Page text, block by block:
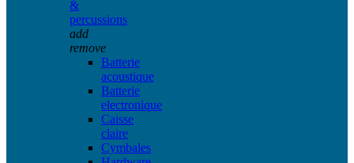
&
percussions
add
remove
Batterie
acoustique
Batterie
electronique
Caisse
claire
Cymbales